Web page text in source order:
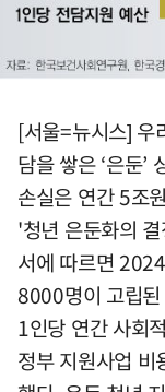
[서울=뉴시스]
담을 쌓은 ‘은둔’
손실은 연간 5조
'청년 은둔화의
서에 따르면
8000명이 고립된
1인당 연간 사회
정부 지원사업